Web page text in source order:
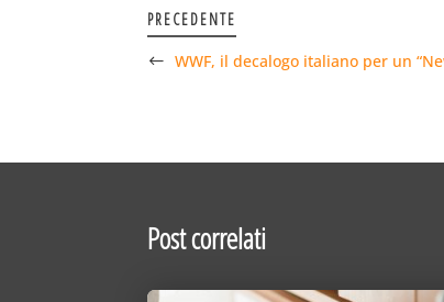
PRECEDENTE
WWF, il decalogo italiano per un
Post correlati